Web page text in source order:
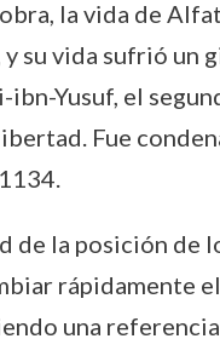
la vida de
su vida sufrió un
Yusuf, el
Fue
de la posición de
rápidamente
una